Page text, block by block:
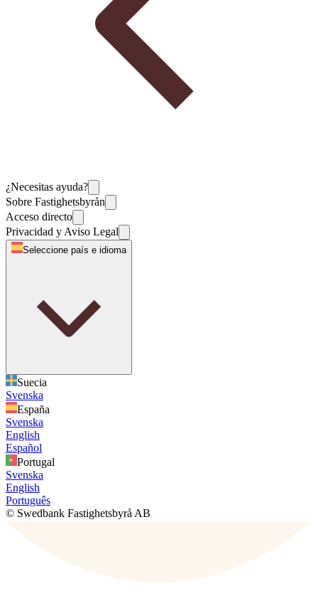
¿Necesitas ayuda?
Sobre Fastighetsbyrån
Acceso directo
Privacidad y Aviso Legal
Seleccione país e idioma
Suecia
Svenska
España
Svenska
English
Español
Portugal
Svenska
English
Português
© Swedbank Fastighetsbyrå AB